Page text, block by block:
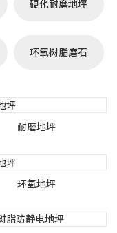
硬化耐磨地坪
环氧树脂磨石
耐磨地坪
环氧地坪